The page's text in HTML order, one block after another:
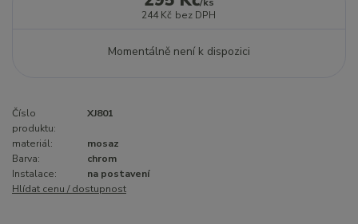
244 Kč bez DPH
Momentálně není k dispozici
Číslo
produktu:
XJ801
materiál:
mosaz
Barva:
chrom
Instalace:
na postavení
Hlídat cenu / dostupnost